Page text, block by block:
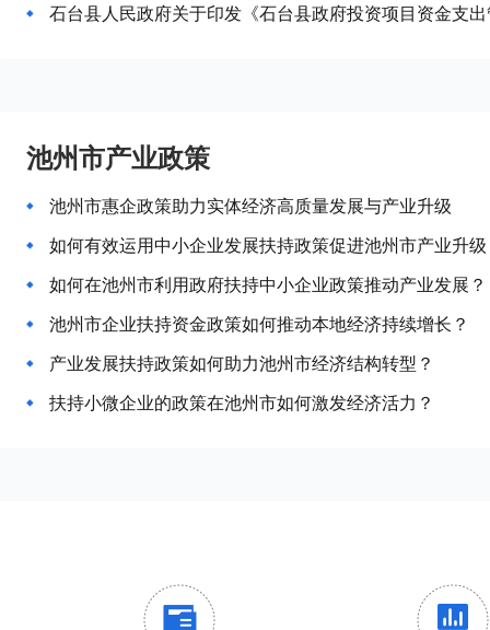
石台县人民政府关于印发《石台县政府投资项目资金支
池州市产业政策
池州市惠企政策助力实体经济高质量发展与产业升级
如何有效运用中小企业发展扶持政策促进池州市产业升
如何在池州市利用政府扶持中小企业政策推动产业发展？
池州市企业扶持资金政策如何推动本地经济持续增长？
产业发展扶持政策如何助力池州市经济结构转型？
扶持小微企业的政策在池州市如何激发经济活力？